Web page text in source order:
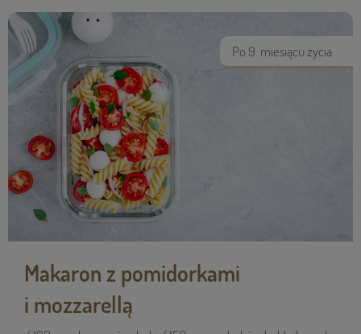
Po 9. miesiącu życia
Makaron z pomidorkami
i mozzarellą